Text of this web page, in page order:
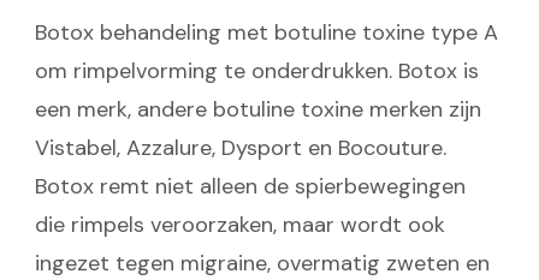
Botox behandeling met botuline toxine type A
om rimpelvorming te onderdrukken. Botox is
een merk, andere botuline toxine merken zijn
Vistabel, Azzalure, Dysport en Bocouture.
Botox remt niet alleen de spierbewegingen
die rimpels veroorzaken, maar wordt ook
ingezet tegen migraine, overmatig zweten en